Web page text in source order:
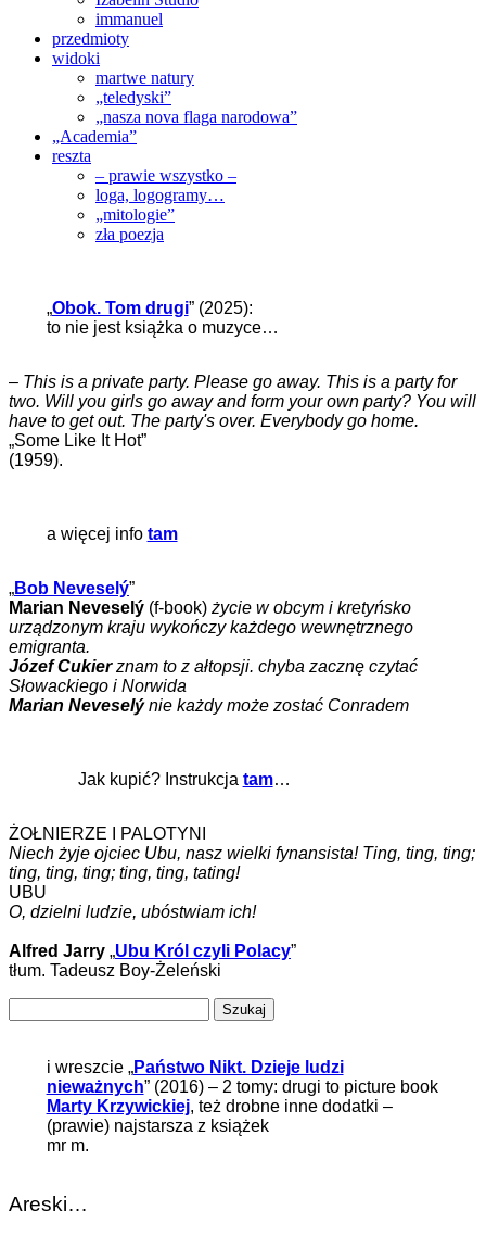
immanuel
przedmioty
widoki
martwe natury
„teledyski”
„nasza nova flaga narodowa”
„Academia”
reszta
– prawie wszystko –
loga, logogramy…
„mitologie”
zła poezja
„Obok. Tom drugi” (2025):
to nie jest książka o muzyce…
– This is a private party. Please go away. This is a party for
two. Will you girls go away and form your own party? You will
have to get out. The party's over. Everybody go home.
„Some Like It Hot”
(1959).
a więcej info tam
„Bob Neveselý”
Marian Neveselý (f-book) życie w obcym i kretyńsko
urządzonym kraju wykończy każdego wewnętrznego
emigranta.
Józef Cukierznam to z ałtopsji. chyba zacznę czytać
Słowackiego i Norwida
Marian Neveselýnie każdy może zostać Conradem
Jak kupić? Instrukcja tam…
ŻOŁNIERZE I PALOTYNI
Niech żyje ojciec Ubu, nasz wielki fynansista! Ting, ting, ting;
ting, ting, ting; ting, ting, tating!
UBU
O, dzielni ludzie, ubóstwiam ich!
Alfred Jarry „Ubu Król czyli Polacy”
tłum. Tadeusz Boy-Żeleński
i wreszcie „Państwo Nikt. Dzieje ludzi
nieważnych” (2016) – 2 tomy: drugi to picture book
Marty Krzywickiej, też drobne inne dodatki –
(prawie) najstarsza z książek
mr m.
Areski…